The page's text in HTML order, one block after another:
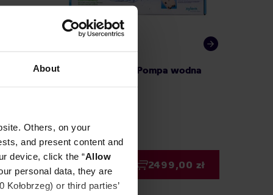
About
Others, on your
and present content and
device, click the “Allow
personal data, they are
or third parties’
zł
65,90 zł
zł
Bunn Flojet 230 - Pompa wodna
2499,00 zł